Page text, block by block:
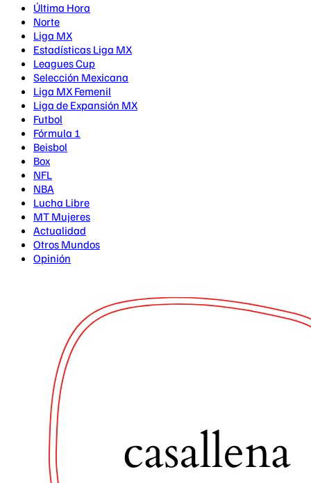
Última Hora
Norte
Liga MX
Estadísticas Liga MX
Leagues Cup
Selección Mexicana
Liga MX Femenil
Liga de Expansión MX
Futbol
Fórmula 1
Beisbol
Box
NFL
NBA
Lucha Libre
MT Mujeres
Actualidad
Otros Mundos
Opinión